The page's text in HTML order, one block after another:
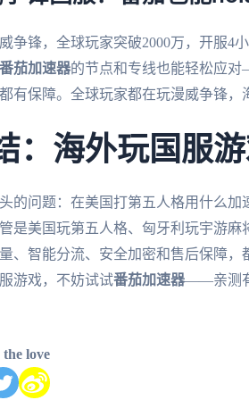
争锋，全球玩家突破2000万，开服4
番茄加速器的节点和专线也能轻松应
有保障。全球玩家都在玩漫威争锋
：海外玩国服
的问题：在美国打第五人格用什么加
是美国玩第五人格、匈牙利玩宇游
、智能分流、安全加密和售后保障
游戏，不妨试试番茄加速器——亲测有
the love